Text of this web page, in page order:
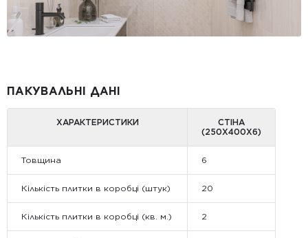
ПАКУВАЛЬНІ ДАНІ
ХАРАКТЕРИСТИКИ
СТІНА
(250X400X6)
Товщина 6
Кількість плитки в коробці (штук) 20
Кількість плитки в коробці (кв. м.) 2